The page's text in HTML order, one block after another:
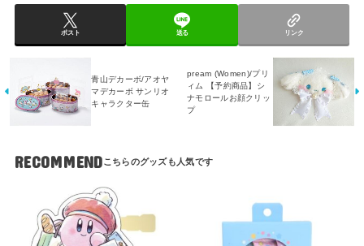
ポスト 送る リンク
青山デカーボ/アオヤ
マデカーボ サンリオ
キャラクター缶
pream (Women)/プリ
ィム 【予約商品】シ
ナモロールお顔クリッ
プ
RECOMMEND